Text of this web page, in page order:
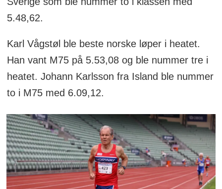
5.48,62.
Karl Vågstøl ble beste norske løper i heatet.
Han vant M75 på 5.53,08 og ble nummer tre i
heatet. Johann Karlsson fra Island ble nummer
to i M75 med 6.09,12.